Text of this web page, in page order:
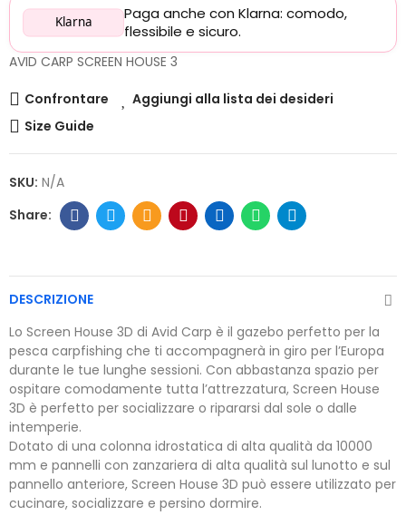
Klarna
Paga anche con Klarna: comodo,
flessibile e sicuro.
AVID CARP SCREEN HOUSE 3
Confrontare
Aggiungi alla lista dei desideri
Size Guide
SKU: N/A
DESCRIZIONE
Lo Screen House 3D di Avid Carp è il gazebo perfetto per la
pesca carpfishing che ti accompagnerà in giro per l’Europa
durante le tue lunghe sessioni. Con abbastanza spazio per
ospitare comodamente tutta l’attrezzatura, Screen House
3D è perfetto per socializzare o ripararsi dal sole o dalle
intemperie.
Dotato di una colonna idrostatica di alta qualità da 10000
mm e pannelli con zanzariera di alta qualità sul lunotto e sul
pannello anteriore, Screen House 3D può essere utilizzato per
cucinare, socializzare e persino dormire.